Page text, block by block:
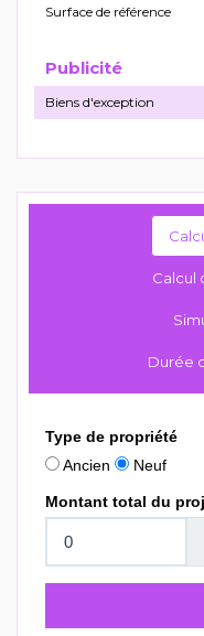
Surface de référence
Publicité
Biens d'exception
Calcul
Durée